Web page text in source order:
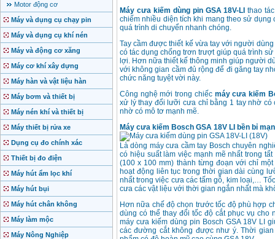
Motor động cơ
Máy và dụng cụ chạy pin
Máy và dụng cụ khí nén
Máy và động cơ xăng
Máy cơ khí xây dựng
Máy hàn và vật liệu hàn
Máy bơm và thiết bị
Máy nén khí và thiết bị
Máy thiết bị rửa xe
Dụng cụ đo chính xác
Thiết bị đo điện
Máy hút ẩm lọc khí
Máy hút bụi
Máy hút chân không
Máy làm mộc
Máy Nông Nghiệp
Máy cưa kiếm dùng pin GSA 18V-LI thao
chiếm nhiều diện tích khi mang theo sử
quá trình di chuyển nhanh chóng.
Tay cầm được thiết kế vừa tay với người
có tác dụng chống trơn trượt giúp quá trình
lợi. Hơn nữa thiết kế thông minh giúp người
với không gian cầm đủ rộng để đi găng tay
chức năng tuyệt vời này.
Công nghệ mới trong chiếc máy cưa kiếm
xử lý thay đổi lưỡi cưa chỉ bằng 1 tay nhờ
nhờ có mô tơ mạnh mẽ.
Máy cưa kiếm Bosch GSA 18V LI bền bỉ
Là dòng máy cưa cầm tay Bosch chuyên
có hiệu suất làm việc mạnh mẽ nhất trong
(100 x 100 mm) thành từng đoạn với chỉ
hoạt động liên tục trong thời gian dài cùng
nhất trong việc cưa các tấm gỗ, kim loại,…
cưa các vật liệu với thời gian ngắn nhất mà
Hơn nữa chế độ chọn trước tốc độ phù hợp
dùng có thể thay đổi tốc độ cắt phục vụ
máy cưa kiếm dùng pin Bosch GSA 18V LI
các đường cắt không được như ý. Thời